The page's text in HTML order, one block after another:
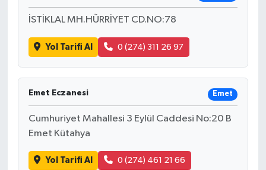
İSTİKLAL MH.HÜRRİYET CD.NO:78
Yol Tarifi Al 0 (274) 311 26 97
Emet Eczanesi Emet
Cumhuriyet Mahallesi 3 Eylül Caddesi No:20 B
Emet Kütahya
Yol Tarifi Al 0 (274) 461 21 66